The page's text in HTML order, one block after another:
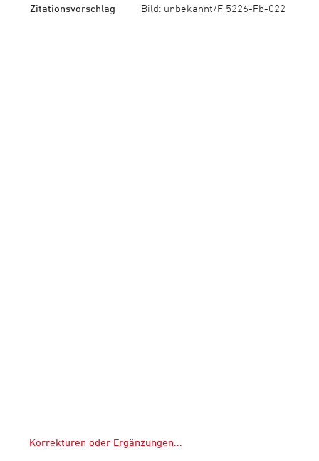
Zitationsvorschlag
Bild: unbekannt/F 5226-Fb-022
Korrekturen oder Ergänzungen...